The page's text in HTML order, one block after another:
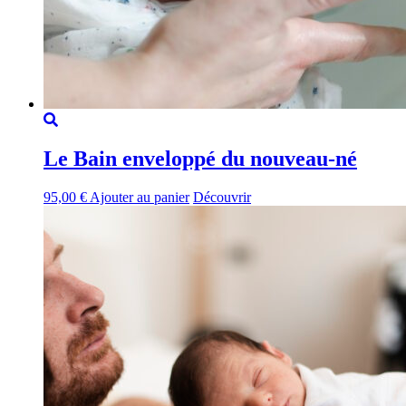
Le Bain enveloppé du nouveau-né
95,00 € Ajouter au panier Découvrir